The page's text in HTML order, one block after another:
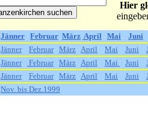
Hier
Jänner Februar März April Mai Juni
Jänner Februar März April Mai Juni
Jänner Februar März April Mai Juni
Jänner Februar März April Mai Juni
Nov. bis Dez.1999